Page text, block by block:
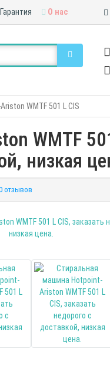
Гарантия О нас
WMTF 501 L CIS
WMTF
низкая
отзывов